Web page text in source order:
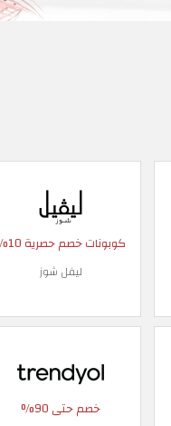
كوبونات خصم حصرية 10%
ليفل شوز
خصم حتى 90%